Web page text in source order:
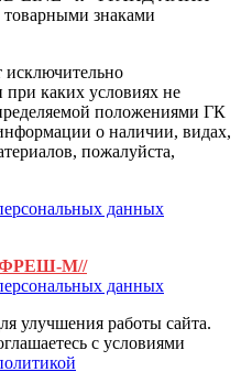
товарными знаками
исключительно
каких условиях не
положениями ГК
о наличии, видах,
пожалуйста,
данных
М//
данных
улучшения работы сайта.
с условиями